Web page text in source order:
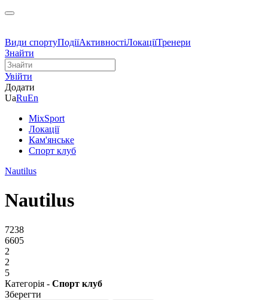
Види спортуПодіїАктивностіЛокаціїТренери
Знайти
Увійти
Додати
UaRuEn
MixSport
Локації
Кам'янське
Спорт клуб
Nautilus
Nautilus
7238
6605
2
2
5
Категорія - Спорт клуб
Зберегти